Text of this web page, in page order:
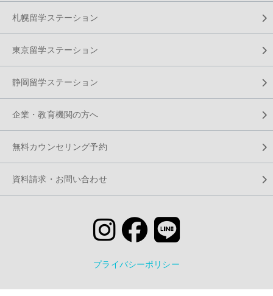
札幌留学ステーション
東京留学ステーション
静岡留学ステーション
企業・教育機関の方へ
無料カウンセリング予約
資料請求・お問い合わせ
プライバシーポリシー